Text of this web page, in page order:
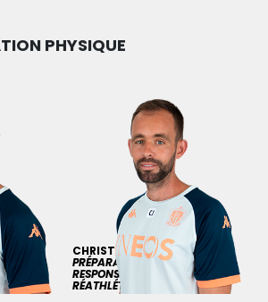
PHYSIQUE
CHRISTOPHERJURAS
PRÉPARATEUR PHYSIQUE
RESPONSABLE DE LA
RÉATHLÉTISATION